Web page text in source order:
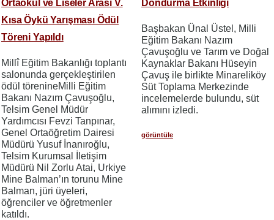
Ortaokul ve Liseler Arası V.
Kısa Öykü Yarışması Ödül
Töreni Yapıldı
​​​​​​​Millî Eğitim Bakanlığı toplantı
salonunda gerçekleştirilen
ödül törenineMilli Eğitim
Bakanı Nazım Çavuşoğlu,
Telsim Genel Müdür
Yardımcısı Fevzi Tanpınar,
Genel Ortaöğretim Dairesi
Müdürü Yusuf İnanıroğlu,
Telsim Kurumsal İletişim
Müdürü Nil Zorlu Atai, Urkiye
Mine Balman’ın torunu Mine
Balman, jüri üyeleri,
öğrenciler ve öğretmenler
katıldı.
Dondurma Etkinliği
Başbakan Ünal Üstel, Milli
Eğitim Bakanı Nazım
Çavuşoğlu ve Tarım ve Doğal
Kaynaklar Bakanı Hüseyin
Çavuş ile birlikte Minareliköy
Süt Toplama Merkezinde
incelemelerde bulundu, süt
alımını izledi.
görüntüle